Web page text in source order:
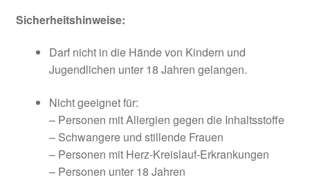
Sicherheitshinweise:
Darf nicht in die Hände von Kindern und
Jugendlichen unter 18 Jahren gelangen.
Nicht geeignet für:
– Personen mit Allergien gegen die Inhaltsstoffe
– Schwangere und stillende Frauen
– Personen mit Herz-Kreislauf-Erkrankungen
– Personen unter 18 Jahren